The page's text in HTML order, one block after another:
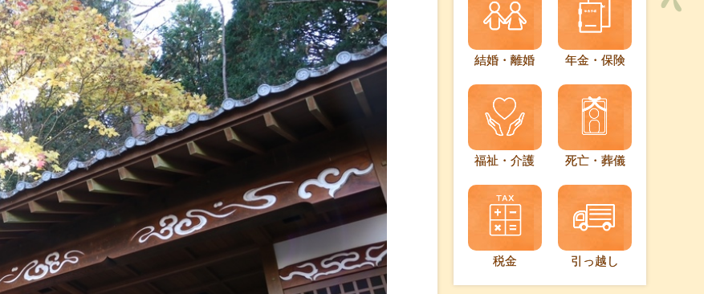
結婚・離婚 年金・保険
福祉・介護 死亡・葬儀
税金 引っ越し